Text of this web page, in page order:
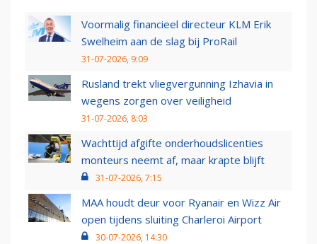
Voormalig financieel directeur KLM Erik
Swelheim aan de slag bij ProRail
31-07-2026, 9:09
Rusland trekt vliegvergunning Izhavia in
wegens zorgen over veiligheid
31-07-2026, 8:03
Wachttijd afgifte onderhoudslicenties
monteurs neemt af, maar krapte blijft
31-07-2026, 7:15
MAA houdt deur voor Ryanair en Wizz Air
open tijdens sluiting Charleroi Airport
30-07-2026, 14:30